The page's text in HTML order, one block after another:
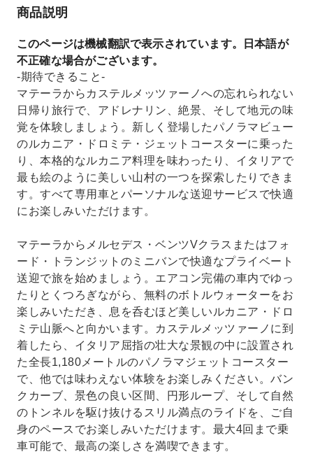
の一つを探索したりできます。すべて専用車とパ
けます。
商品説明
このページは機械翻訳で表示されています。日本語が
不正確な場合がございます。
-期待できること-
マテーラからカステルメッツァーノへの忘れられない
日帰り旅行で、アドレナリン、絶景、そして地元の味
覚を体験しましょう。新しく登場したパノラマビュー
のルカニア・ドロミテ・ジェットコースターに乗った
り、本格的なルカニア料理を味わったり、イタリアで
最も絵のように美しい山村の一つを探索したりできま
す。すべて専用車とパーソナルな送迎サービスで快適
にお楽しみいただけます。
マテーラからメルセデス・ベンツVクラスまたはフォ
ード・トランジットのミニバンで快適なプライベート
送迎で旅を始めましょう。エアコン完備の車内でゆっ
たりとくつろぎながら、無料のボトルウォーターをお
楽しみいただき、息を呑むほど美しいルカニア・ドロ
ミテ山脈へと向かいます。カステルメッツァーノに到
着したら、イタリア屈指の壮大な景観の中に設置され
た全長1,180メートルのパノラマジェットコースター
で、他では味わえない体験をお楽しみください。バン
クカーブ、景色の良い区間、円形ループ、そして自然
のトンネルを駆け抜けるスリル満点のライドを、ご自
身のペースでお楽しみいただけます。最大4回まで乗
車可能で、最高の楽しさを満喫できます。